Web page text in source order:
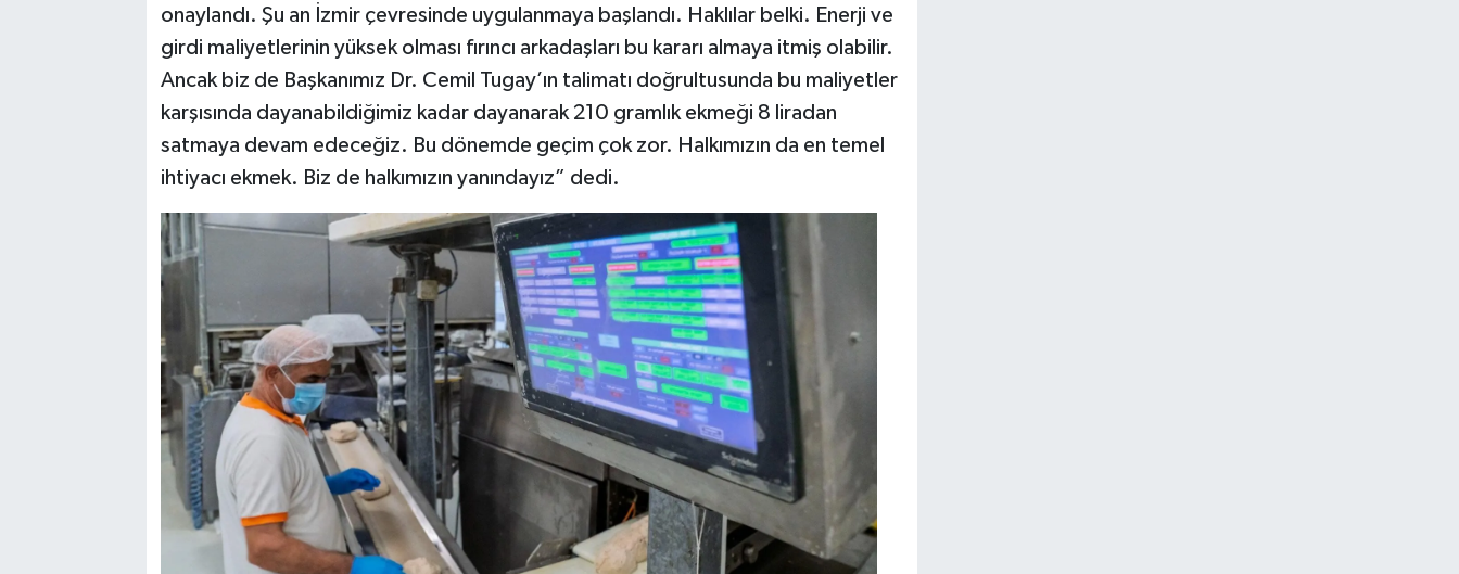
onaylandı. Şu an İzmir çevresinde uygulanmaya başlandı. Haklılar belki. Enerji ve
girdi maliyetlerinin yüksek olması fırıncı arkadaşları bu kararı almaya itmiş olabilir.
Ancak biz de Başkanımız Dr. Cemil Tugay’ın talimatı doğrultusunda bu maliyetler
karşısında dayanabildiğimiz kadar dayanarak 210 gramlık ekmeği 8 liradan
satmaya devam edeceğiz. Bu dönemde geçim çok zor. Halkımızın da en temel
ihtiyacı ekmek. Biz de halkımızın yanındayız” dedi.